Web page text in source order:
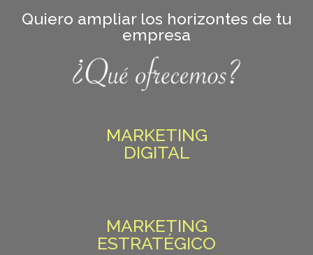
Quiero ampliar los horizontes de tu
empresa
MARKETING
DIGITAL
MARKETING
ESTRATÉGICO